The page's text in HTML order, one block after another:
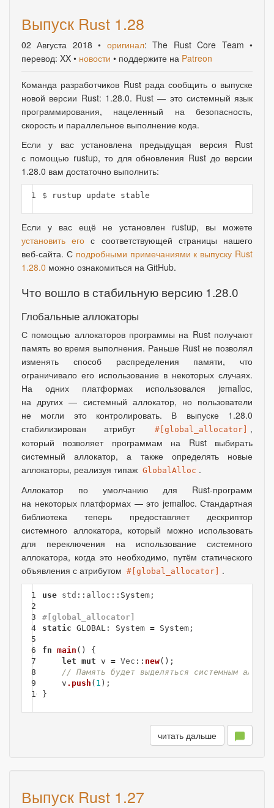
Выпуск Rust 1.28
02 Августа 2018• оригинал: The Rust Core Team •
перевод: XX • новости • поддержите на Patreon
Команда разработчиков Rust рада сообщить о выпуске
новой версии Rust: 1.28.0. Rust — это системный язык
программирования, нацеленный на безопасность,
скорость и параллельное выполнение кода.
Если у вас установлена предыдущая версия Rust
с помощью rustup, то для обновления Rust до версии
1.28.0 вам достаточно выполнить:
1 $
Если у вас ещё не установлен rustup, вы можете
установить его с соответствующей страницы нашего
веб-сайта. С подробными примечаниями к выпуску Rust
1.28.0 можно ознакомиться на GitHub.
Что вошло в стабильную версию 1.28.0
Глобальные аллокаторы
С помощью аллокаторов программы на Rust получают
память во время выполнения. Раньше Rust не позволял
изменять способ распределения памяти,
что
ограничивало его использование в некоторых случаях.
На одних платформах использовался jemalloc,
на других — системный аллокатор, но пользователи
не могли это контролировать. В выпуске 1.28.0
стабилизирован атрибут
#[global_allocator] ,
который позволяет программам на Rust выбирать
системный аллокатор,
а также определять новые
аллокаторы, реализуя типаж GlobalAlloc .
Аллокатор по умолчанию для Rust-программ
на некоторых платформах — это jemalloc. Стандартная
библиотека теперь предоставляет дескриптор
системного аллокатора, который можно использовать
для переключения на использование системного
аллокатора, когда это необходимо, путём статического
объявления с атрибутом #[global_allocator] .
1
2
3
4
5
6
7
8
9
10
use std :: alloc :: System;
#[global_allocator]
static GLOBAL: System = System;
fn main ()
{
let mut v = Vec :: new();
// Память будет выделяться системным
v .push ( 1 );
}
читать дальше
Выпуск Rust 1.27